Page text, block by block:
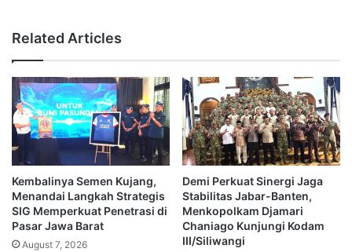
Related Articles
Kembalinya Semen Kujang,
Menandai Langkah Strategis
SIG Memperkuat Penetrasi di
Pasar Jawa Barat
August 7, 2026
Demi Perkuat Sinergi Jaga
Stabilitas Jabar-Banten,
Menkopolkam Djamari
Chaniago Kunjungi Kodam
III/Siliwangi